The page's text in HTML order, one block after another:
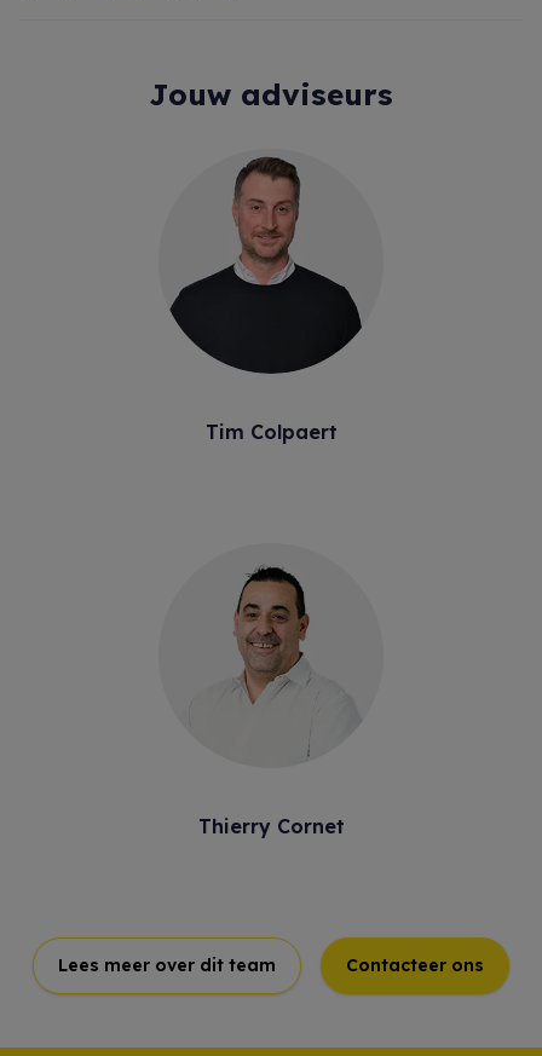
Jouw adviseurs
Tim Colpaert
Thierry Cornet
Lees meer over dit team Contacteer ons